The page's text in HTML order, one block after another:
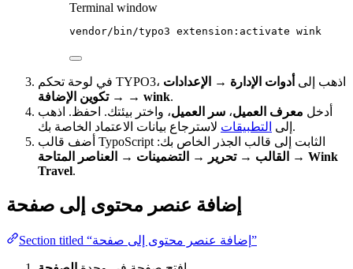
Terminal window
vendor/bin/typo3 extension:activate wink
في لوحة تحكم TYPO3، اذهب إلى أدوات الإدارة → الإعدادات
→ تكوين الإضافة → wink.
أدخل معرف العميل، سر العميل، واختر بيئتك. احفظ. اذهب
إلى التطبيقات
لاسترجاع بيانات الاعتماد الخاصة بك.
أضف قالب TypoScript الثابت إلى قالب الجذر الخاص بك:
القالب → تحرير → التضمينات → العناصر المتاحة → Wink
Travel.
إضافة عنصر محتوى إلى صفحة
Section titled “إضافة عنصر محتوى إلى صفحة”